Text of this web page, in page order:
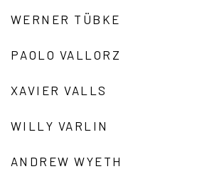
WERNER TÜBKE
PAOLO VALLORZ
XAVIER VALLS
WILLY VARLIN
ANDREW WYETH